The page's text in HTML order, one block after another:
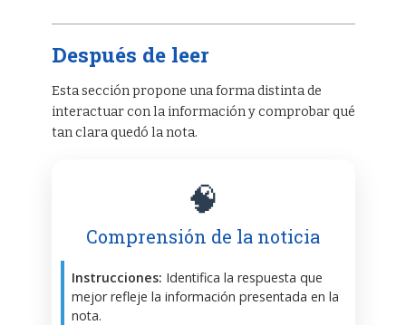
Después de leer
Esta sección propone una forma distinta de
interactuar con la información y comprobar qué
tan clara quedó la nota.
🧠
Comprensión de la noticia
Instrucciones: Identifica la respuesta que
mejor refleje la información presentada en la
nota.